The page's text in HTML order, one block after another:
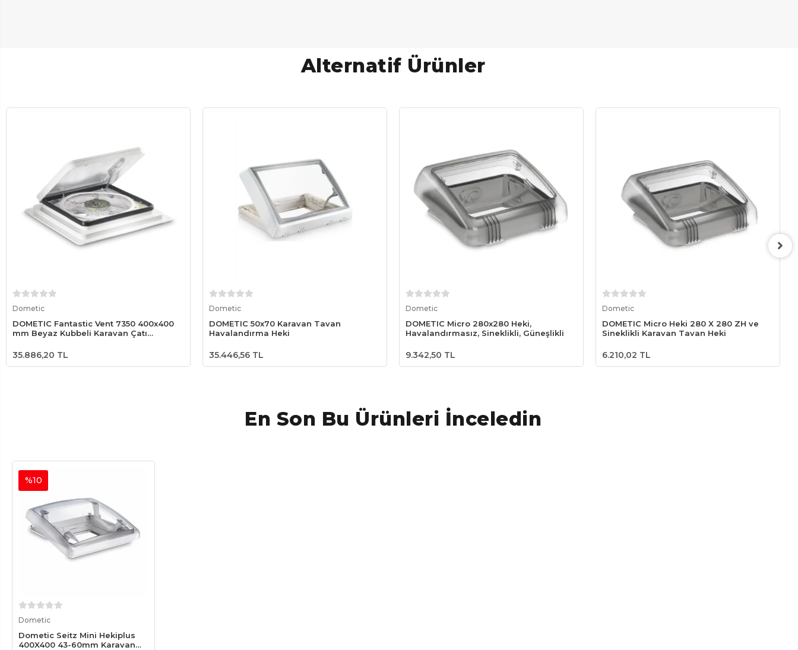
Alternatif Ürünler
Dometic
DOMETIC Fantastic Vent 7350 400x400
mm Beyaz Kubbeli Karavan Çatı
Havalandırma
35.886,20 TL
Dometic
DOMETIC 50x70 Karavan Tavan
Havalandırma Heki
35.446,56 TL
Dometic
DOMETIC Micro 280x280 Heki,
Havalandırmasız, Sineklikli, Güneşlikli
9.342,50 TL
Dometic
DOMETIC Micro Heki 280 X 280 ZH ve
Sineklikli Karavan Tavan Heki
6.210,02 TL
En Son Bu Ürünleri İnceledin
Dometic
Dometic Seitz Mini Hekiplus
400X400 43-60mm Karavan
%10